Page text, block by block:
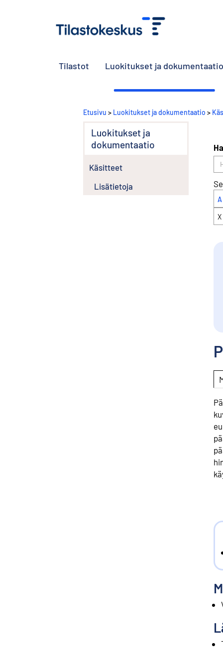
Tilastot Luokitukset ja dokumentaatio
Etusivu > Luokitukset ja dokumentaatio >
Luokitukset ja
dokumentaatio
Käsitteet
Lisätietoja
A
X